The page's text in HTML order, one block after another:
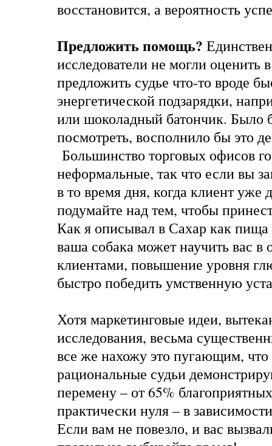
восстановится, а вероятность
Предложить помощь?
исследователи не могли оценить
предложить судье что-то вроде
энергетической подзарядки,
или шоколадный батончик. Было
посмотреть, восполнило бы это
Большинство торговых офисов
неформальные, так что если вы
в то время дня, когда клиент уже
подумайте над тем, чтобы
Как я описывал в Сахар как пища
ваша собака может научить вас в
клиентами, повышение уровня
быстро победить умственную
Хотя маркетинговые идеи,
исследования, весьма
все же нахожу это пугающим,
рациональные судьи
перемену – от 65%
практически нуля – в
Если вам не повезло, и вас